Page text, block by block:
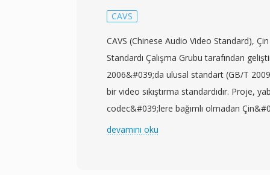
CAVS
CAVS (Chinese Audio Video Standard),
Standardı Çalışma Grubu tarafından
2006&#039;da ulusal standart (GB/T
bir video sıkıştırma standardıdır. Proje,
codec&#039;lere bağımlı olmadan
ve multimedya altyapısına hizmet
devamını oku